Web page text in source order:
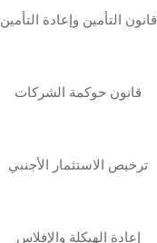
قانون التأمين وإعادة التأمين
قانون حوكمة الشركات
ترخيص الاستثمار الأجنبي
إعادة الهيكلة والإفلاس